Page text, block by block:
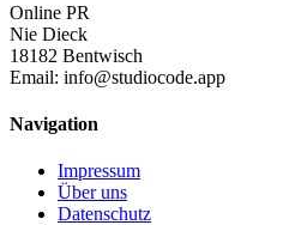
Online PR
Nie Dieck
18182 Bentwisch
Email: info@studiocode.app
Navigation
Impressum
Über uns
Datenschutz